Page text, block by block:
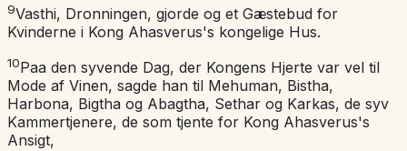
9Vasthi, Dronningen, gjorde og et Gæstebud for
Kvinderne i Kong Ahasverus's kongelige Hus.
10Paa den syvende Dag, der Kongens Hjerte var vel til
Mode af Vinen, sagde han til Mehuman, Bistha,
Harbona, Bigtha og Abagtha, Sethar og Karkas, de syv
Kammertjenere, de som tjente for Kong Ahasverus's
Ansigt,